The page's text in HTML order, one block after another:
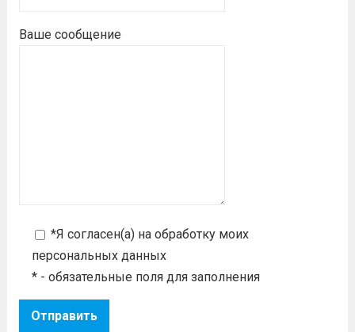
Ваше сообщение
*Я согласен(а) на обработку моих
персональных данных
* - обязательные поля для заполнения